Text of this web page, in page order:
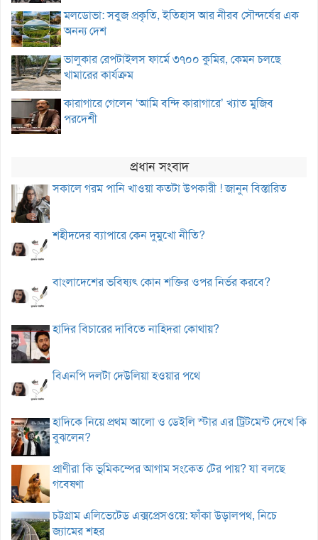
মলডোভা: সবুজ প্রকৃতি, ইতিহাস আর নীরব সৌন্দর্যের এক
অনন্য দেশ
ভালুকার রেপটাইলস ফার্মে ৩৭০০ কুমির, কেমন চলছে
খামারের কার্যক্রম
কারাগারে গেলেন ‘আমি বন্দি কারাগারে’ খ্যাত মুজিব
পরদেশী
প্রধান সংবাদ
সকালে গরম পানি খাওয়া কতটা উপকারী ! জানুন বিস্তারিত
শহীদদের ব্যাপারে কেন দুমুখো নীতি?
বাংলাদেশের ভবিষ্যৎ কোন শক্তির ওপর নির্ভর করবে?
হাদির বিচারের দাবিতে নাহিদরা কোথায়?
বিএনপি দলটা দেউলিয়া হওয়ার পথে
হাদিকে নিয়ে প্রথম আলো ও ডেইলি স্টার এর ট্রিটমেন্ট দেখে কি
বুঝলেন?
প্রাণীরা কি ভূমিকম্পের আগাম সংকেত টের পায়? যা বলছে
গবেষণা
চট্টগ্রাম এলিভেটেড এক্সপ্রেসওয়ে: ফাঁকা উড়ালপথ, নিচে
জ্যামের শহর